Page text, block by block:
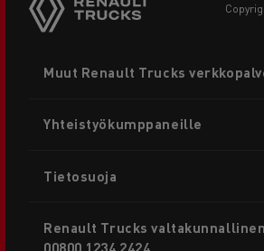
menu
Muut Renault Trucks
Yhteistyökumppaneille
Tietosuoja
Renault Trucks
00800 1234 2424